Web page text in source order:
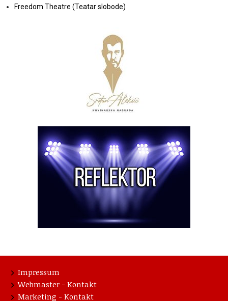
Freedom Theatre (Teatar slobode)
Impressum
Webmaster - Kontakt
Marketing - Kontakt